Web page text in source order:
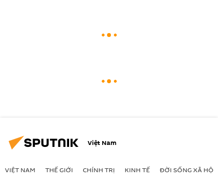
Việt Nam
VIỆT NAM THẾ GIỚI CHÍNH TRỊ KINH TẾ ĐỜI SỐNG XÃ HỘI